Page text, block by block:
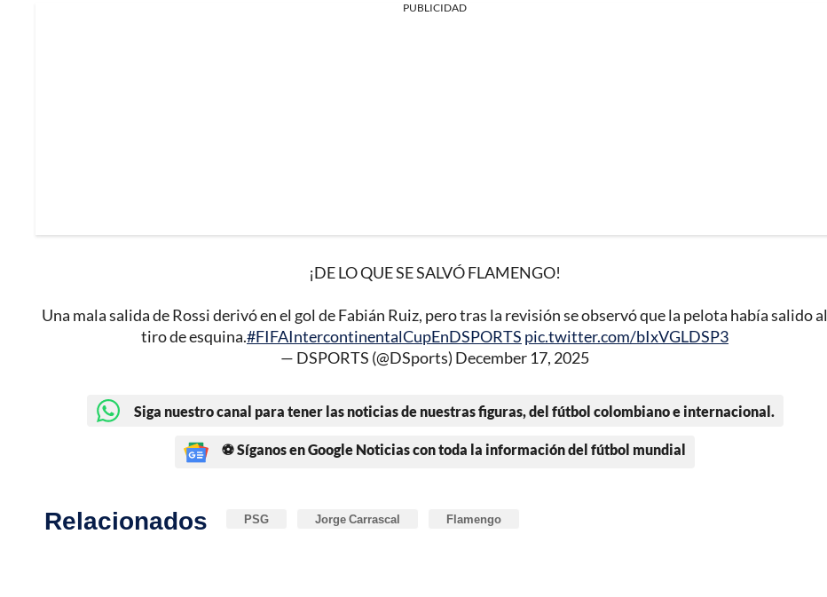
PUBLICIDAD
¡DE LO QUE SE SALVÓ FLAMENGO!
Una mala salida de Rossi derivó en el gol de Fabián Ruiz, pero tras la revisión se observó que la pelota había salido al
tiro de esquina.#FIFAIntercontinentalCupEnDSPORTS pic.twitter.com/bIxVGLDSP3
— DSPORTS (@DSports) December 17, 2025
Siga nuestro canal para tener las noticias de nuestras figuras, del fútbol colombiano e internacional.
⚽ Síganos en Google Noticias con toda la información del fútbol mundial
Relacionados PSG Jorge Carrascal Flamengo